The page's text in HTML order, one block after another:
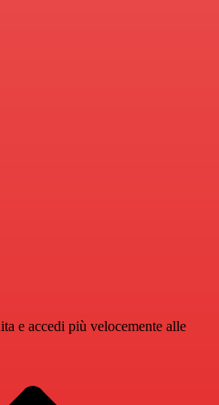
e accedi più velocemente alle